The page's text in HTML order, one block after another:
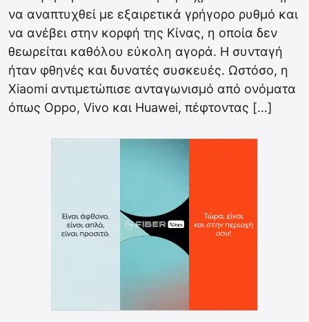
να αναπτυχθεί με εξαιρετικά γρήγορο ρυθμό και
να ανέβει στην κορφή της Κίνας, η οποία δεν
θεωρείται καθόλου εύκολη αγορά. Η συνταγή
ήταν φθηνές και δυνατές συσκευές. Ωστόσο, η
Xiaomi αντιμετώπισε ανταγωνισμό από ονόματα
όπως Oppo, Vivo και Huawei, πέφτοντας […]